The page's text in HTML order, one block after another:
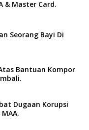
& Master Card.
Seorang Bayi Di
Bantuan Kompor
Dugaan Korupsi